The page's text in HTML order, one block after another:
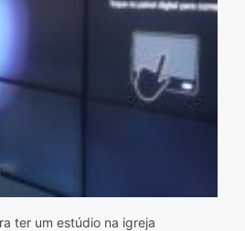
ter um estúdio na igreja